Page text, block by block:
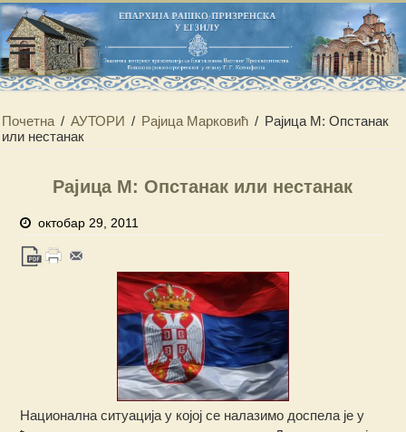
Почетна / АУТОРИ / Рајица Марковић / Рајица М: Опстанак
или нестанак
Рајица М: Опстанак или нестанак
октобар 29, 2011
Национална ситуација у којој се налазимо доспела је у